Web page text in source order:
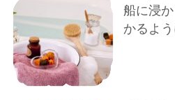
船に浸
かるよ